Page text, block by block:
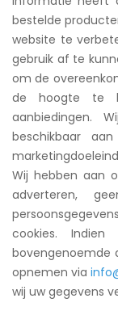
bestelde
website te
gebruik af te
om de
de hoogte te
aanbiedingen.
beschikbaar
Wij hebben aan
adverteren,
cookies.
bovengenoemde
opnemen via
wij uw gegevens